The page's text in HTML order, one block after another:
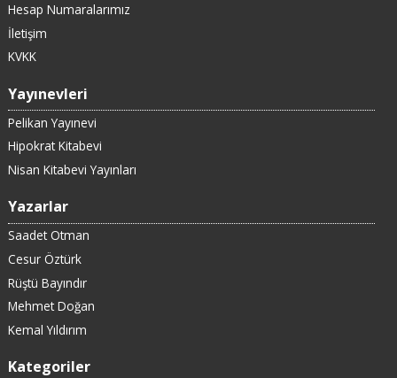
Hesap Numaralarımız
İletişim
KVKK
Yayınevleri
Pelikan Yayınevi
Hipokrat Kitabevi
Nisan Kitabevi Yayınları
Yazarlar
Saadet Otman
Cesur Öztürk
Rüştü Bayındır
Mehmet Doğan
Kemal Yıldırım
Kategoriler